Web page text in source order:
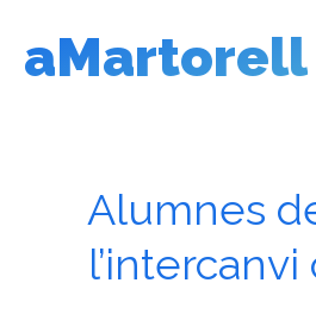
contingut
aMartorell
Alumnes